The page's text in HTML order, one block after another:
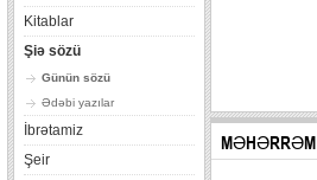
Kitablar
Şiə sözü
Günün sözü
Ədəbi yazılar
İbrətamiz
Şeir
MƏHƏRRƏM